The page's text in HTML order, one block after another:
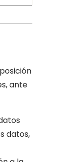
ante
datos,